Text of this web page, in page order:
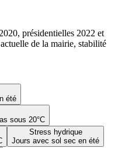
été
sous 20°C
Stress hydrique
Jours avec sol sec en été
présidentielles 2022 et
de la mairie, stabilité